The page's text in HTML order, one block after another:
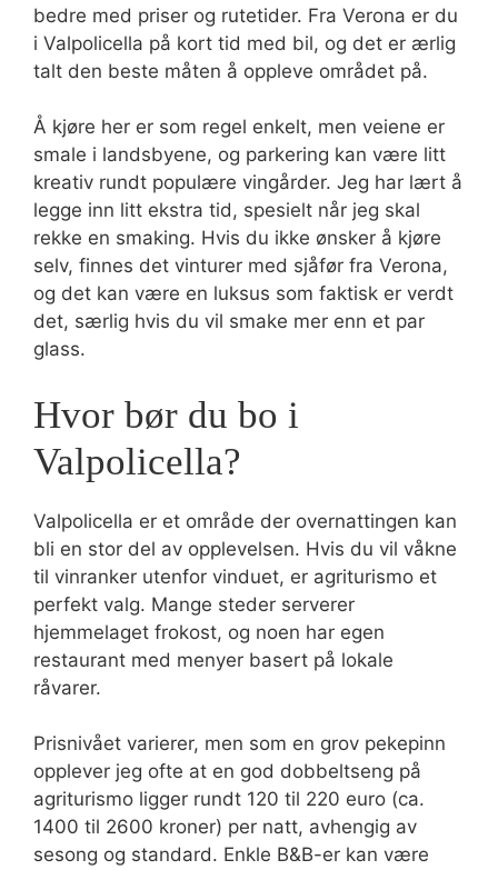
bedre med priser og rutetider. Fra Verona er du
i Valpolicella på kort tid med bil, og det er ærlig
talt den beste måten å oppleve området på.
Å kjøre her er som regel enkelt, men veiene er
smale i landsbyene, og parkering kan være litt
kreativ rundt populære vingårder. Jeg har lært å
legge inn litt ekstra tid, spesielt når jeg skal
rekke en smaking. Hvis du ikke ønsker å kjøre
selv, finnes det vinturer med sjåfør fra Verona,
og det kan være en luksus som faktisk er verdt
det, særlig hvis du vil smake mer enn et par
glass.
Hvor bør du bo i
Valpolicella?
Valpolicella er et område der overnattingen kan
bli en stor del av opplevelsen. Hvis du vil våkne
til vinranker utenfor vinduet, er agriturismo et
perfekt valg. Mange steder serverer
hjemmelaget frokost, og noen har egen
restaurant med menyer basert på lokale
råvarer.
Prisnivået varierer, men som en grov pekepinn
opplever jeg ofte at en god dobbeltseng på
agriturismo ligger rundt 120 til 220 euro (ca.
1400 til 2600 kroner) per natt, avhengig av
sesong og standard. Enkle B&B-er kan være